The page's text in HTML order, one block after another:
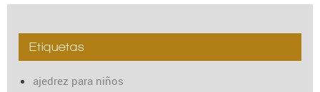
Etiquetas
ajedrez para niños